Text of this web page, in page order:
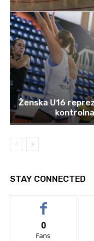
Ženska U16
STAY CONNECTED
0
Fans